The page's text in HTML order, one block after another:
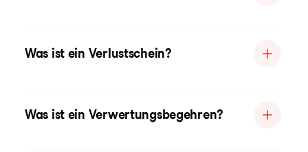
Was ist ein Verlustschein?
Was ist ein Verwertungsbegehren?